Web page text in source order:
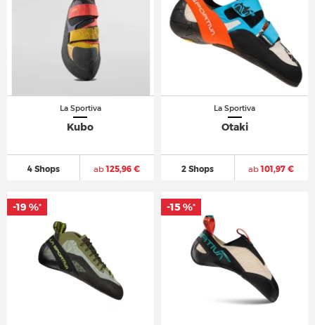
La Sportiva
Kubo
4 Shops ab125,96 €
La Sportiva
Otaki
2 Shops ab101,97 €
-19 %* -15 %*